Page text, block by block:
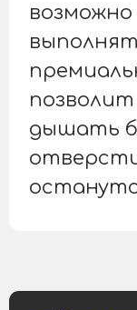
дышать